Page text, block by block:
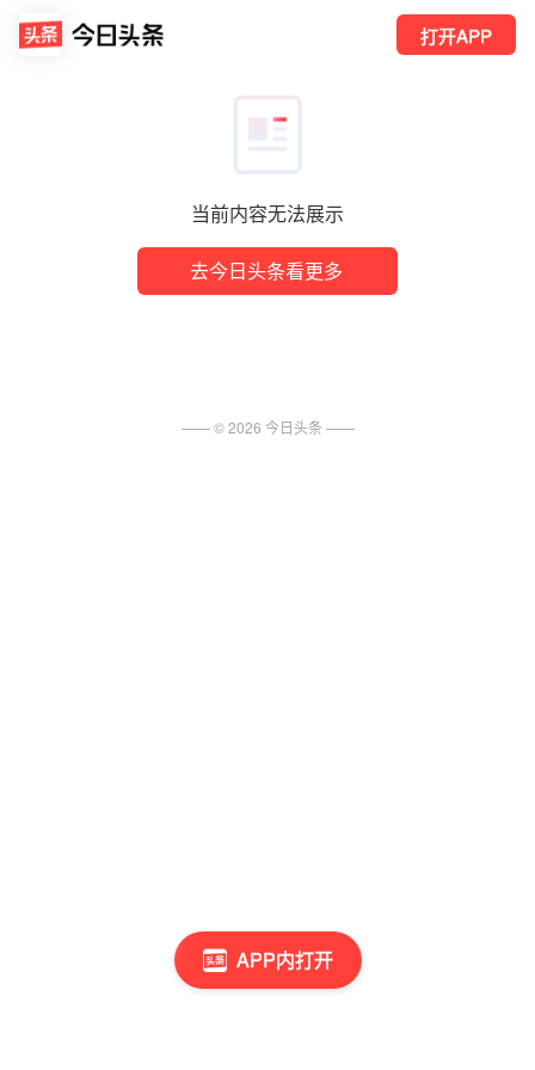
当前内容无法展示
去今日头条看更多
打开APP
APP内打开
—— ©2026 今日头条 ——